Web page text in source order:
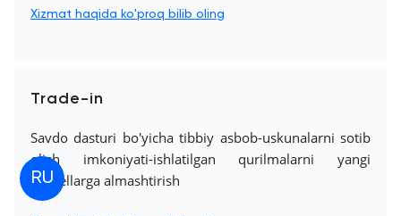
RU
Xizmat haqida ko'proq bilib oling
Trade-in
Savdo dasturi bo'yicha tibbiy asbob-uskunalarni sotib
olish imkoniyati-ishlatilgan qurilmalarni yangi
modellarga almashtirish